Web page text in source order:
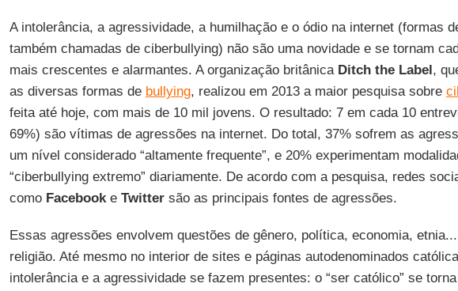
A intolerância, a agressividade, a humilhação e o ódio na internet (formas
também chamadas de ciberbullying) não são uma novidade e se tornam
mais crescentes e alarmantes. A organização britânica Ditch the Label,
as diversas formas de bullying, realizou em 2013 a maior pesquisa sobre
feita até hoje, com mais de 10 mil jovens. O resultado: 7 em cada 10
69%) são vítimas de agressões na internet. Do total, 37% sofrem as
um nível considerado “altamente frequente”, e 20% experimentam
“ciberbullying extremo” diariamente. De acordo com a pesquisa, redes
como Facebooke Twittersão as principais fontes de agressões.
Essas agressões envolvem questões de gênero, política, economia,
religião. Até mesmo no interior de sites e páginas autodenominados
intolerância e a agressividade se fazem presentes: o “ser católico” se